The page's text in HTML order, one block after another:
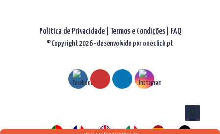
Politica de Privacidade| Termos e Condições FAQ
© Copyright 2026 - desenvolvido por oneclick.pt